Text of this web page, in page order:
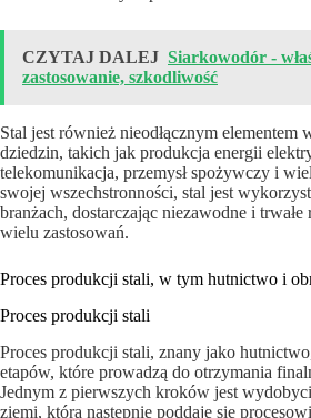
CZYTAJ DALEJ Siarkowodór -
zastosowanie, szkodliwość
Stal jest również nieodłącznym elementem
dziedzin, takich jak produkcja energii
telekomunikacja, przemysł spożywczy i
swojej wszechstronności, stal jest
branżach, dostarczając niezawodne i trwałe
wielu zastosowań.
Proces produkcji stali, w tym hutnictwo i
Proces produkcji stali
Proces produkcji stali, znany jako
etapów, które prowadzą do otrzymania
Jednym z pierwszych kroków jest
ziemi, którą następnie poddaje się